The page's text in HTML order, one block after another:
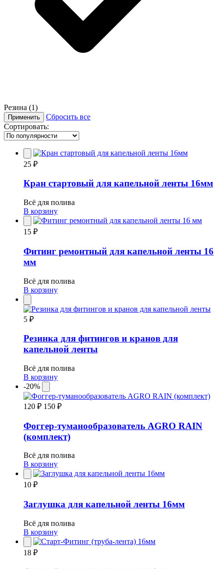
Резина (1)
Применить
Сбросить все
Сортировать:
25 ₽
Кран стартовый для капельной ленты 16мм
Всё для полива
В корзину
15 ₽
Фитинг ремонтный для капельной ленты 16
мм
Всё для полива
В корзину
5 ₽
Резинка для фитингов и кранов для
капельной ленты
Всё для полива
В корзину
-20%
120 ₽ 150 ₽
Фоггер-туманообразователь AGRO RAIN
(комплект)
Всё для полива
В корзину
10 ₽
Заглушка для капельной ленты 16мм
Всё для полива
В корзину
18 ₽